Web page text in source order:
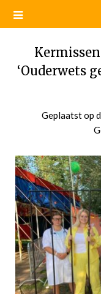
‘Ouderwets
Geplaatst op